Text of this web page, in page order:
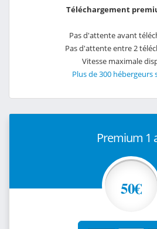
Téléchargement
Pas d'attente avant
Pas d'attente entre 2
Vitesse maximale
Plus de 300 hébergeurs
Premium 1
50€